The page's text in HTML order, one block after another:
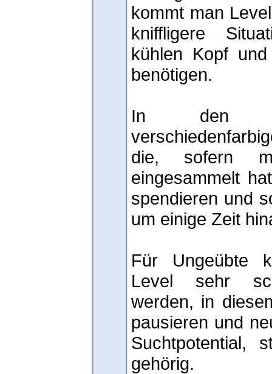
kommt man
kniffligere
kühlen Kopf
benötigen.
In den
die, sofern
eingesammelt
spendieren und
um einige Zeit
Für Ungeübte
Level sehr
werden, in
pausieren und
Suchtpotential,
gehörig.